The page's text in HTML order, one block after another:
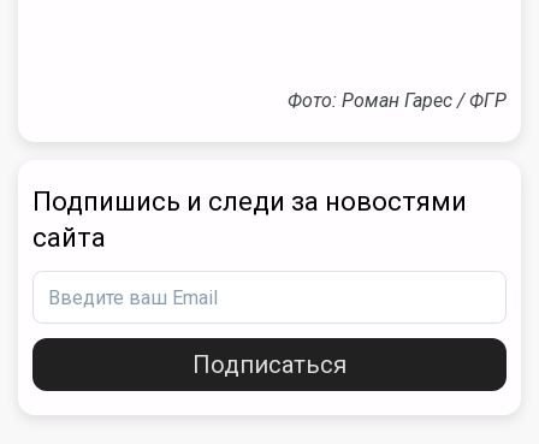
Фото: Роман Гарес / ФГР
Подпишись и следи за новостями
сайта
Подписаться